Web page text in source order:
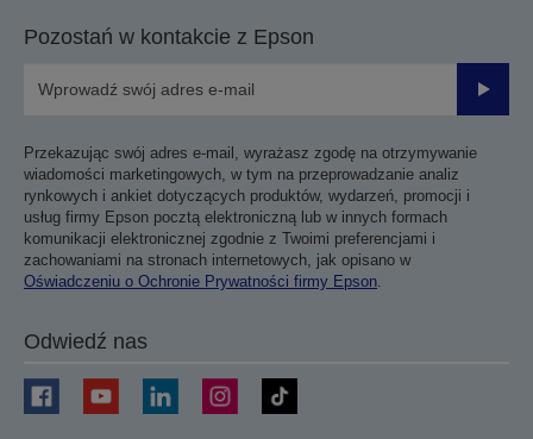
Pozostań w kontakcie z Epson
Przekazując swój adres e-mail, wyrażasz zgodę na otrzymywanie
wiadomości marketingowych, w tym na przeprowadzanie analiz
rynkowych i ankiet dotyczących produktów, wydarzeń, promocji i
usług firmy Epson pocztą elektroniczną lub w innych formach
komunikacji elektronicznej zgodnie z Twoimi preferencjami i
zachowaniami na stronach internetowych, jak opisano w
Oświadczeniu o Ochronie Prywatności firmy Epson
Odwiedź nas